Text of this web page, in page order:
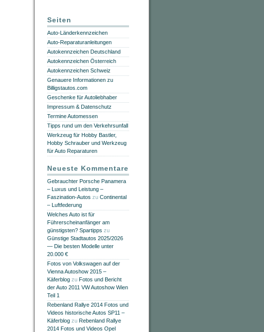
Seiten
Auto-Länderkennzeichen
Auto-Reparaturanleitungen
Autokennzeichen Deutschland
Autokennzeichen Österreich
Autokennzeichen Schweiz
Genauere Informationen zu
Billigstautos.com
Geschenke für Autoliebhaber
Impressum & Datenschutz
Termine Automessen
Tipps rund um den Verkehrsunfall
Werkzeug für Hobby Bastler,
Hobby Schrauber und Werkzeug
für Auto Reparaturen
Neueste Kommentare
Gebrauchter Porsche Panamera
– Luxus und Leistung –
Faszination-Autos zu Continental
– Luftfederung
Welches Auto ist für
Führerscheinanfänger am
günstigsten? Spartipps zu
Günstige Stadtautos 2025/2026
— Die besten Modelle unter
20.000 €
Fotos von Volkswagen auf der
Vienna Autoshow 2015 –
Käferblog zu Fotos und Bericht
der Auto 2011 VW Autoshow Wien
Teil 1
Rebenland Rallye 2014 Fotos und
Videos historische Autos SP11 –
Käferblog zu Rebenland Rallye
2014 Fotos und Videos Opel